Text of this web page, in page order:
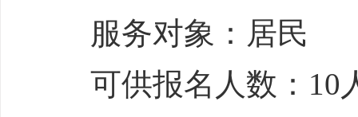
服务对象：居民
可供报名人数：10